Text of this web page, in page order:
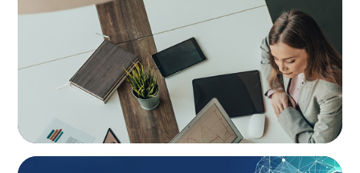
Holistic Performance Management: A
Practical Guide for Managers
ARTICLES & PAPERS